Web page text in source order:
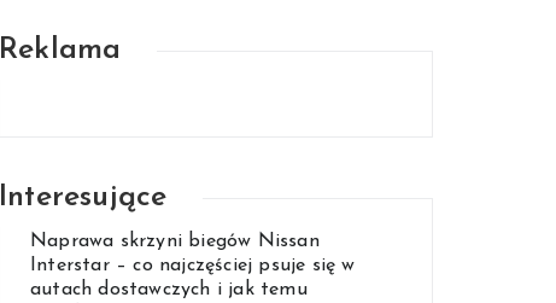
Reklama
Interesujące
Naprawa skrzyni biegów Nissan
Interstar – co najczęściej psuje się w
autach dostawczych i jak temu